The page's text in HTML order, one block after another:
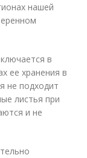
нашей
в
ее хранения в
не подходит
листья при
и не